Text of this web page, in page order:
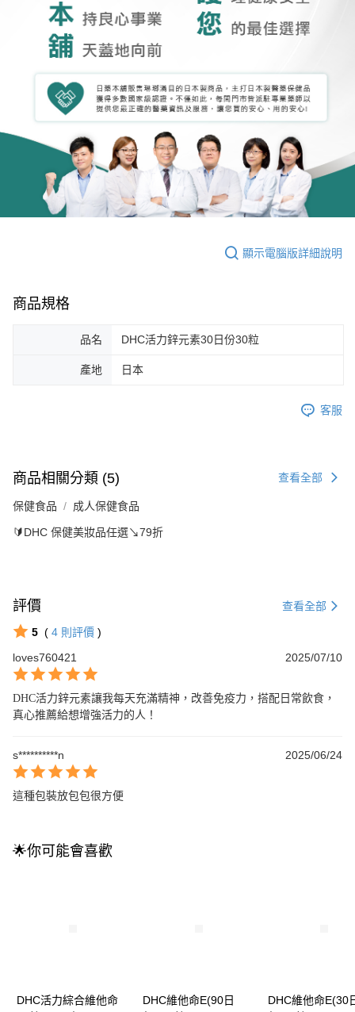
顯示電腦版詳細說明
商品規格
品名 DHC活力鋅元素30日份30粒
產地 日本
客服
商品相關分類 (5) 查看全部
保健食品 成人保健食品
🔰DHC 保健美妝品任選↘79折
評價 查看全部
5 ( 4 則評價 )
loves760421
2025/07/10
DHC活力鋅元素讓我每天充滿精神，改善免疫力，搭配日常飲食，
真心推薦給想增強活力的人！
s**********n 2025/06/24
這種包裝放包包很方便
🌟你可能會喜歡
DHC活力綜合維他命
DHC維他命E(90日
DHC維他命E(30